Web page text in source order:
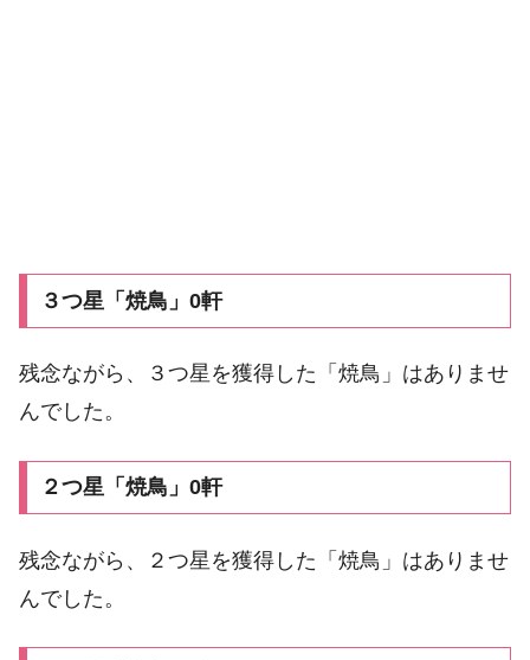
３つ星「焼鳥」0軒
残念ながら、３つ星を獲得した「焼鳥」はありませ
んでした。
２つ星「焼鳥」0軒
残念ながら、２つ星を獲得した「焼鳥」はありませ
んでした。